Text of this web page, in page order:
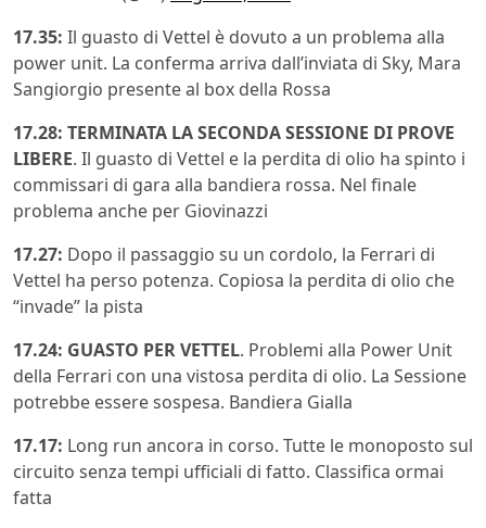
17.35: Il guasto di Vettel è dovuto a un problema alla
power unit. La conferma arriva dall’inviata di Sky, Mara
Sangiorgio presente al box della Rossa
17.28: TERMINATA LA SECONDA SESSIONE DI PROVE
LIBERE. Il guasto di Vettel e la perdita di olio ha spinto i
commissari di gara alla bandiera rossa. Nel finale
problema anche per Giovinazzi
17.27: Dopo il passaggio su un cordolo, la Ferrari di
Vettel ha perso potenza. Copiosa la perdita di olio che
“invade” la pista
17.24: GUASTO PER VETTEL. Problemi alla Power Unit
della Ferrari con una vistosa perdita di olio. La Sessione
potrebbe essere sospesa. Bandiera Gialla
17.17: Long run ancora in corso. Tutte le monoposto sul
circuito senza tempi ufficiali di fatto. Classifica ormai
fatta